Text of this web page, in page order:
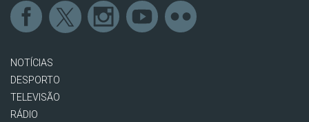
NOTÍCIAS
DESPORTO
TELEVISÃO
RÁDIO